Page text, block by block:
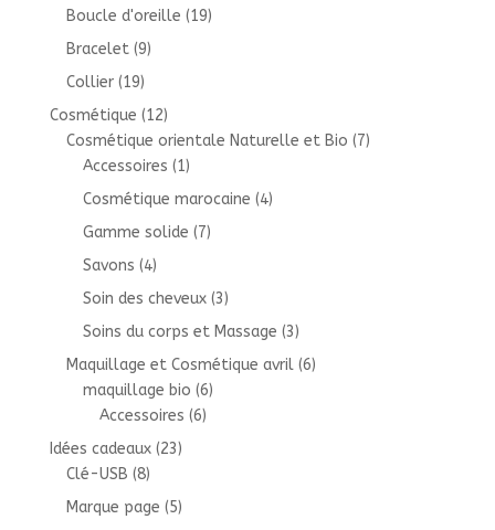
Boucle d'oreille (19)
Bracelet (9)
Collier (19)
Cosmétique (12)
Cosmétique orientale Naturelle et Bio (7)
Accessoires (1)
Cosmétique marocaine (4)
Gamme solide (7)
Savons (4)
Soin des cheveux (3)
Soins du corps et Massage (3)
Maquillage et Cosmétique avril (6)
maquillage bio (6)
Accessoires (6)
Idées cadeaux (23)
Clé-USB (8)
Marque page (5)